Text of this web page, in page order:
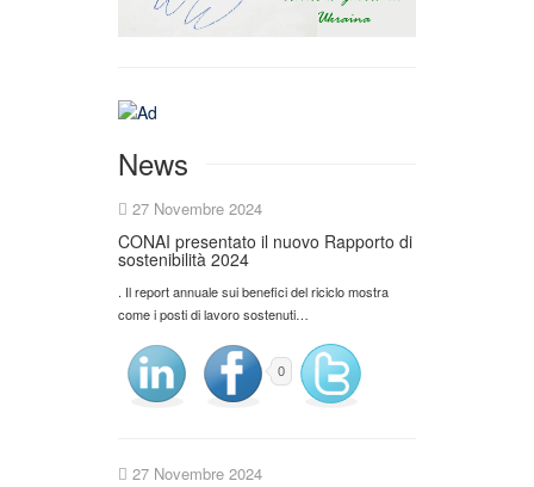
News
27 Novembre 2024
CONAI presentato il nuovo Rapporto di
sostenibilità 2024
. Il report annuale sui benefici del riciclo mostra
come i posti di lavoro sostenuti…
0
27 Novembre 2024